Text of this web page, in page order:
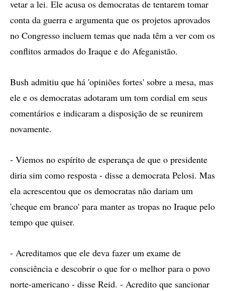
vetar a lei. Ele acusa os democratas de tentarem tomar
conta da guerra e argumenta que os projetos aprovados
no Congresso incluem temas que nada têm a ver com os
conflitos armados do Iraque e do Afeganistão.
Bush admitiu que há 'opiniões fortes' sobre a mesa, mas
ele e os democratas adotaram um tom cordial em seus
comentários e indicaram a disposição de se reunirem
novamente.
- Viemos no espírito de esperança de que o presidente
diria sim como resposta - disse a democrata Pelosi. Mas
ela acrescentou que os democratas não dariam um
'cheque em branco' para manter as tropas no Iraque pelo
tempo que quiser.
- Acreditamos que ele deva fazer um exame de
consciência e descobrir o que for o melhor para o povo
norte-americano - disse Reid. - Acredito que sancionar